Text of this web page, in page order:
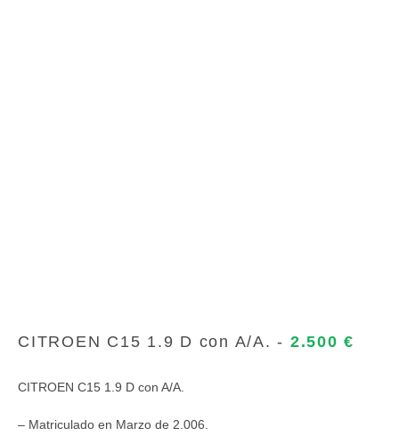
CITROEN C15 1.9 D con A/A. - 2.500 €
CITROEN C15 1.9 D con A/A.
– Matriculado en Marzo de 2.006.